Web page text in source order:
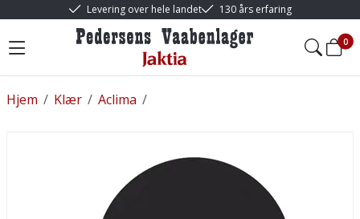
Levering over hele landet 130 års erfaring
0
/
Hjem /
Klær /
Aclima